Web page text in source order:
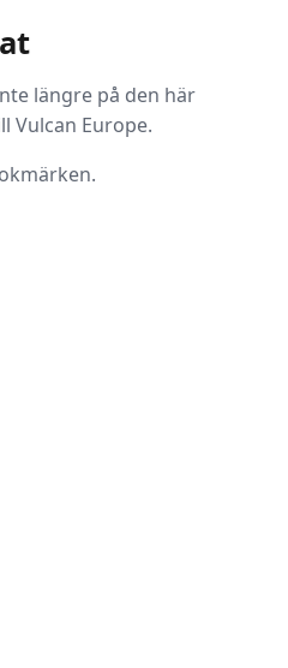
längre på den här
Vulcan Europe.